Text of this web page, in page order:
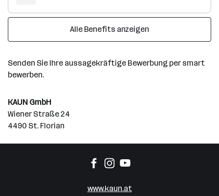
Alle Benefits anzeigen
Senden Sie Ihre aussagekräftige Bewerbung per smart
bewerben.
KAUN GmbH
Wiener Straße 24
4490 St. Florian
www.kaun.at